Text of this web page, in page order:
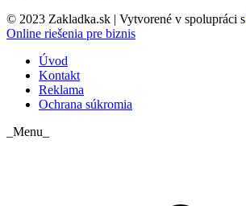
© 2023 Zakladka.sk | Vytvorené v spolupráci s
Online riešenia pre biznis
Úvod
Kontakt
Reklama
Ochrana súkromia
_Menu_